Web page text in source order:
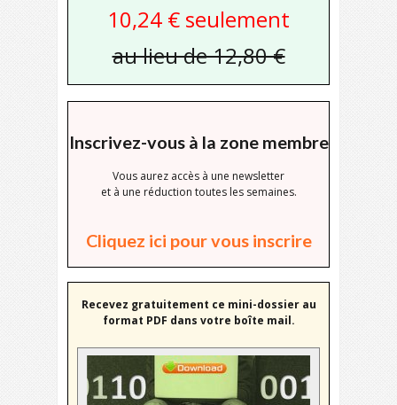
10,24 € seulement
au lieu de 12,80 €
Inscrivez-vous à la zone membre
Vous aurez accès à une newsletter
et à une réduction toutes les semaines.
Cliquez ici pour vous inscrire
Recevez gratuitement ce mini-dossier au
format PDF dans votre boîte mail.